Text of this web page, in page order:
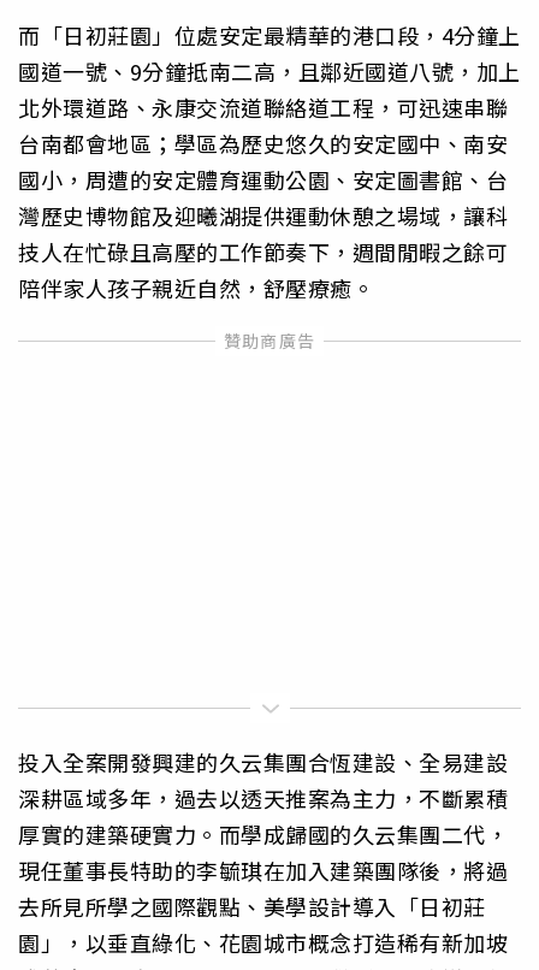
而「日初莊園」位處安定最精華的港口段，4分鐘上
國道一號、9分鐘抵南二高，且鄰近國道八號，加上
北外環道路、永康交流道聯絡道工程，可迅速串聯
台南都會地區；學區為歷史悠久的安定國中、南安
國小，周遭的安定體育運動公園、安定圖書館、台
灣歷史博物館及迎曦湖提供運動休憩之場域，讓科
技人在忙碌且高壓的工作節奏下，週間閒暇之餘可
陪伴家人孩子親近自然，舒壓療癒。
投入全案開發興建的久云集團合恆建設、全易建設
深耕區域多年，過去以透天推案為主力，不斷累積
厚實的建築硬實力。而學成歸國的久云集團二代，
現任董事長特助的李毓琪在加入建築團隊後，將過
去所見所學之國際觀點、美學設計導入「日初莊
園」，以垂直綠化、花園城市概念打造稀有新加坡